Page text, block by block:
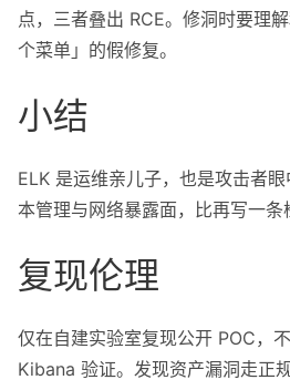
点，三者叠出 RCE。修洞时要理
个菜单」的假修复。
小结
ELK 是运维亲儿子，也是攻击者
本管理与网络暴露面，比再写一条
复现伦理
仅在自建实验室复现公开 POC，
Kibana 验证。发现资产漏洞走正